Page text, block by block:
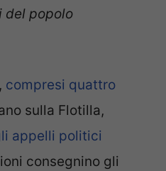
del popolo
compresi quattro
sulla Flotilla,
appelli politici
consegnino gli